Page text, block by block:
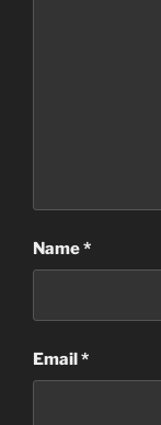
Name*
Email*